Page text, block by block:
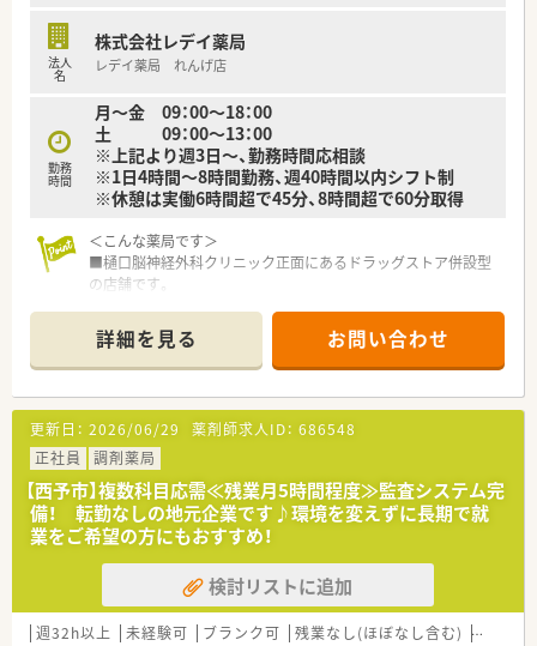
＜法人特徴＞
調剤薬局を併設している調剤併設型、「フジでのお買い物のつい
したインストア型、そのインストア型の中でも化粧品を専門に扱
うコスメ店など地域のお客様のニーズに合わせた店舗展開をし
ております。
■ツルハグループとして瀬戸内海圏にてドミナント展開を強化
している地域№１のドラッグチェーンです。
として、利便性と専門性を兼ね備えた店舗展開を図って参りま
す。
■愛媛県を中心に四国・中国エリアに228店舗展開しておりま
す。現在約3割が調剤取扱店舗です。
■様々な福利厚生制度で、業界トップクラスの満足度を誇ってお
ります。誰もが安心して働ける職場づくりを目指しています。
■地域のお客様と共に取り組む地域支援・社会貢献活動も活発に
行っております。
＜こんな方にもオススメ＞
■複数店舗展開している規模の薬局を希望している方
■福利厚生などがしっかりしている企業で働きたい方
等々、気になる方はお気軽にお問い合わせ下さい。
法人
名
株式会社レデイ薬局
レデイ薬局 れんげ店
勤務
時間
月～金 09：00～18：00
土 09：00～13：00
※上記より週3日～、勤務時間応相談
※1日4時間～8時間勤務、週40時間以内シフト制
※休憩は実働6時間超で45分、8時間超で60分取得
＜こんな薬局です＞
■樋口脳神経外科クリニック正面にあるドラッグストア併設型
の店舗です。
も問題ありません。
■背もたれつきのソファーもあり、患者様はゆったりとお待ち頂
くことも、
ドラッグストアにてお買い物しながらお待ち頂くこともでき
ます。
■投薬口は立ち投薬・座り投薬どちらも対応できるよう窓口がご
ざいます。
■薬剤師は2名在籍されています。
＜業務内容＞
■脳神経外科の処方箋を主に対応いたします。
■処方箋枚数は1日平均40枚/日となります。
■調剤・投薬・監査・OTC販売など薬剤師業務全般をお願い致しま
す。
■ドラッグストア併設店ではございますが、調剤薬局業務専任で
詳細を見る お問い合わせ
更新日： 2026/06/29 薬剤師求人ID： 686548
正社員
調剤薬局
【西予市】複数科目応需≪残業月5時間程度≫監査システム完
備！ 転勤なしの地元企業です♪環境を変えずに長期で就
業をご希望の方にもおすすめ！
検討リストに追加
週32h以上 未経験可 ブランク可 残業なし(ほぼなし含む) 転勤な